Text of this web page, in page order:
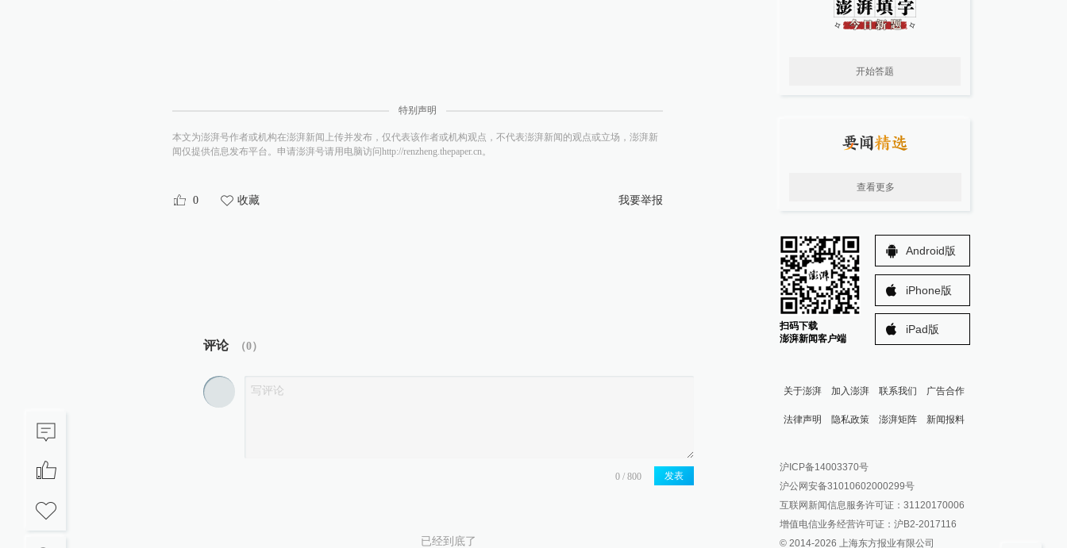
特别声明
本文为澎湃号作者或机构在澎湃新闻上传并发布，仅代表该作者或机构观点，不代表澎湃新闻的观点或立场，澎湃新
闻仅提供信息发布平台。申请澎湃号请用电脑访问http://renzheng.thepaper.cn。
0 收藏 我要举报
评论 （0）
发表
已经到底了
开始答题
查看更多
扫码下载
澎湃新闻客户端
Android版
iPhone版
iPad版
关于澎湃 加入澎湃 联系我们 广告合作
法律声明 隐私政策 澎湃矩阵
澎湃新闻公众号
澎湃新闻抖音号
派生万物开放平台
IP SHANGHAI
新闻报料
报料邮箱: news@thepaper.cn
沪ICP备14003370号
沪公网安备31010602000299号
互联网新闻信息服务许可证：31120170006
增值电信业务经营许可证：沪B2-2017116
© 2014-2026 上海东方报业有限公司